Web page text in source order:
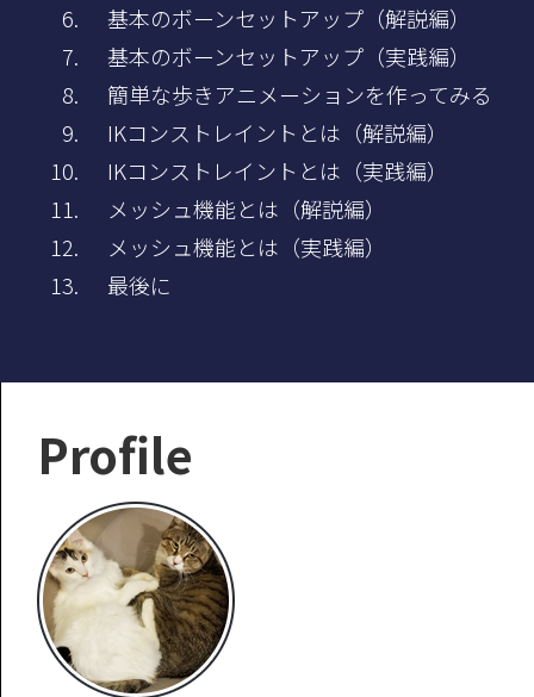
基本のボーンセットアップ（解説編）
基本のボーンセットアップ（実践編）
簡単な歩きアニメーションを作ってみる
IKコンストレイントとは（解説編）
IKコンストレイントとは（実践編）
メッシュ機能とは（解説編）
メッシュ機能とは（実践編）
最後に
Profile